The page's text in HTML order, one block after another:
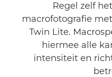
Regel zelf
macrofotografie
Twin Lite.
hiermee alle
intensiteit en